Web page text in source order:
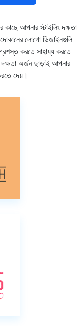
আপনার স্টাইলিং দক্ষতা
দোকানের লোগো ডিজাইনগুলি
করতে সাহায্য করতে
অর্জন ছাড়াই আপনার
দেয়।